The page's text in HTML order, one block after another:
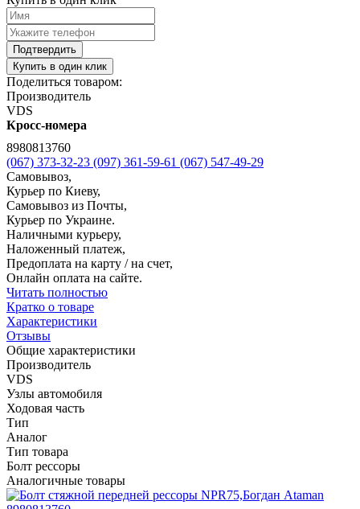
Подтвердить
Купить в один клик
Поделиться товаром:
Производитель
VDS
Кросс-номера
8980813760
(067) 373-32-23 (097) 361-59-61 (067) 547-49-29
Самовывоз,
Курьер по Киеву,
Самовывоз из Почты,
Курьер по Украине.
Наличными курьеру,
Наложенный платеж,
Предоплата на карту / на счет,
Онлайн оплата на сайте.
Читать полностью
Кратко о товаре
Характеристики
Отзывы
Общие характеристики
Производитель
VDS
Узлы автомобиля
Ходовая часть
Тип
Аналог
Тип товара
Болт рессоры
Аналогичные товары